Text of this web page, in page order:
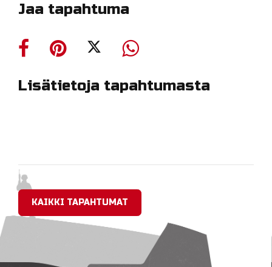
Jaa tapahtuma
Lisätietoja tapahtumasta
KAIKKI TAPAHTUMAT